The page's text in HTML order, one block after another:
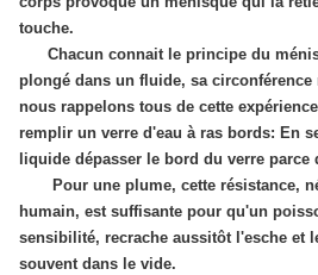
touche.
Chacun connait le principe du
plongé dans un fluide, sa
nous rappelons tous de cette
remplir un verre d'eau à ras bords: En
liquide dépasser le bord du verre parce
Pour une plume, cette résistance,
humain, est suffisante pour qu'un
sensibilité, recrache aussitôt l'esche et
souvent dans le vide.